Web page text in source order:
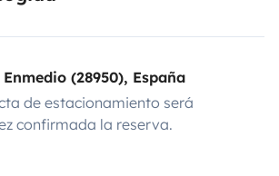
(28950), España
de estacionamiento será
confirmada la reserva.